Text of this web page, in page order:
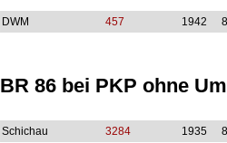
DWM 457 1942
BR 86 bei PKP ohne
Schichau 3284 1935